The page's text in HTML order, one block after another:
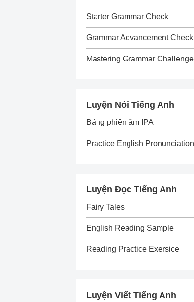
Starter Grammar Check
Grammar Advancement Check
Mastering Grammar Challenge
Luyện Nói Tiếng Anh
Bảng phiên âm IPA
Practice English Pronunciation
Luyện Đọc Tiếng Anh
Fairy Tales
English Reading Sample
Reading Practice Exersice
Luyện Viết Tiếng Anh